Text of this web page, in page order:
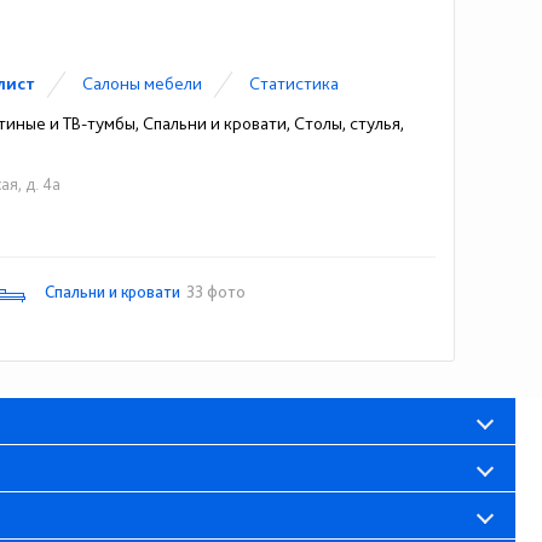
Cалоны мебели
Статистика
и ТВ-тумбы, Спальни и кровати, Столы, стулья,
д. 4а
Спальни и кровати 33 фото